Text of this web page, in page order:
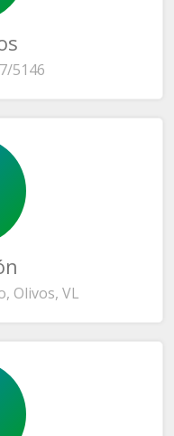
5146
Olivos, VL